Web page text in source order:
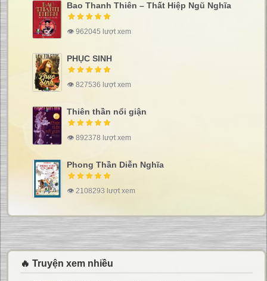
Bao Thanh Thiên – Thất Hiệp Ngũ Nghĩa
👁 962045 lượt xem
PHỤC SINH
👁 827536 lượt xem
Thiên thần nổi giận
👁 892378 lượt xem
Phong Thần Diễn Nghĩa
👁 2108293 lượt xem
🔥 Truyện xem nhiều